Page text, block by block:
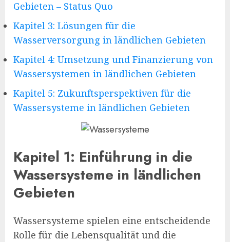
Gebieten – Status Quo
Kapitel 3: Lösungen für die
Wasserversorgung in ländlichen Gebieten
Kapitel 4: Umsetzung und Finanzierung von
Wassersystemen in ländlichen Gebieten
Kapitel 5: Zukunftsperspektiven für die
Wassersysteme in ländlichen Gebieten
Kapitel 1: Einführung in die
Wassersysteme in ländlichen
Gebieten
Wassersysteme spielen eine entscheidende
Rolle für die Lebensqualität und die